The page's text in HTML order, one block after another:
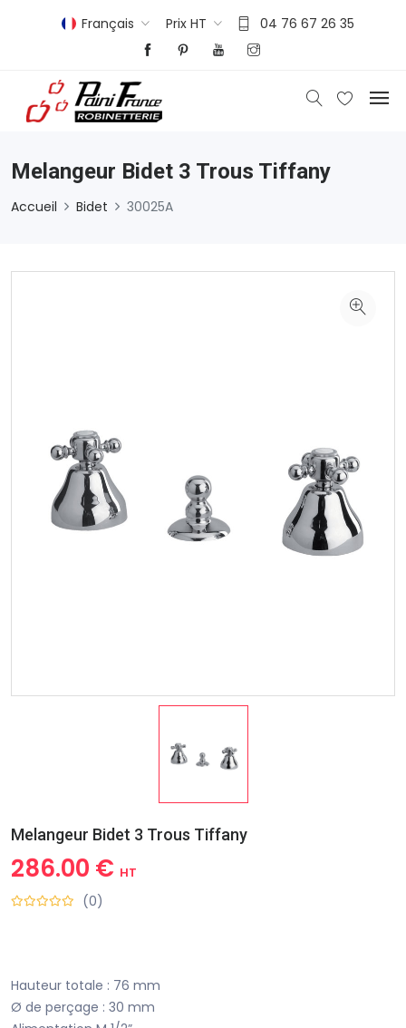
Français Prix HT 04 76 67 26 35
Melangeur Bidet 3 Trous Tiffany
Accueil Bidet 30025A
Melangeur Bidet 3 Trous Tiffany
286.00 € HT
(0)
Hauteur totale : 76 mm
Ø de perçage : 30 mm